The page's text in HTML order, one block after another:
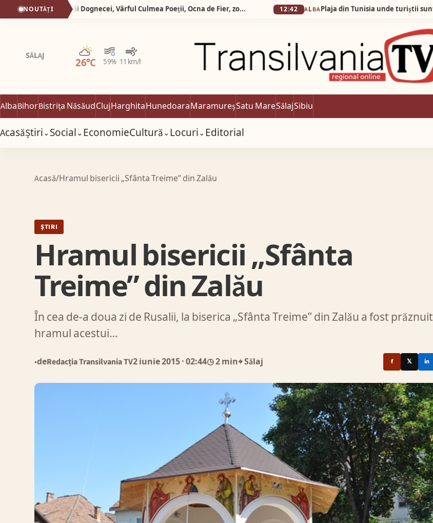
NOUTĂȚI Silva Logistic Services. Munții Dognecei, Vârful Culmea Poeții, Ocna de Fier, zone desprinse dintr-o poveste în care timpul a uitat să mai grabească pașii oamenilor. 12:42 ALBA
SĂLAJ
26°C 59% 11 km/h
Parțial noros
AlbaBihorBistrița NăsăudClujHarghitaHunedoaraMaramureșSatu MareSălajSibiu
AcasăȘtiri⌄Social⌄EconomieCultură⌄Locuri⌄Editorial
Acasă/Hramul bisericii „Sfânta Treime” din Zalău
ȘTIRI
Hramul bisericii „Sfânta
Treime” din Zalău
În cea de-a doua zi de Rusalii, la biserica „Sfânta Treime” din Zalău a fost prăznuit
hramul acestui…
●deRedacția Transilvania TV2 iunie 2015· 02:44◷ 2 min⌖ Sălaj f 𝕏 in